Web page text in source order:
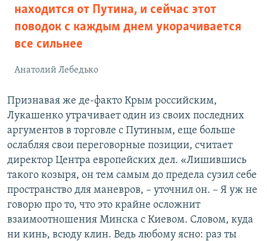
находится от Путина, и сейчас этот
поводок с каждым днем укорачивается
все сильнее
Анатолий Лебедько
Признавая же де-факто Крым российским,
Лукашенко утрачивает один из своих последних
аргументов в торговле с Путиным, еще больше
ослабляя свои переговорные позиции, считает
директор Центра европейских дел. «Лишившись
такого козыря, он тем самым до предела сузил себе
пространство для маневров, – уточнил он. – Я уж не
говорю про то, что это крайне осложнит
взаимоотношения Минска с Киевом. Словом, куда
ни кинь, всюду клин. Ведь любому ясно: раз ты